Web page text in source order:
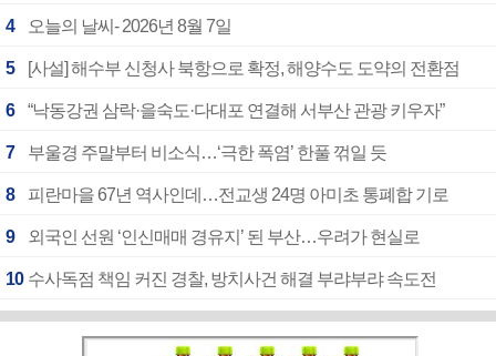
4 오늘의 날씨- 2026년 8월 7일
5 [사설] 해수부 신청사 북항으로 확정, 해양수도 도약의 전환점
6 “낙동강권 삼락·을숙도·다대포 연결해 서부산 관광 키우자”
7 부울경 주말부터 비소식…‘극한 폭염’ 한풀 꺾일 듯
8 피란마을 67년 역사인데…전교생 24명 아미초 통폐합 기로
9 외국인 선원 ‘인신매매 경유지’ 된 부산…우려가 현실로
10 수사독점 책임 커진 경찰, 방치사건 해결 부랴부랴 속도전